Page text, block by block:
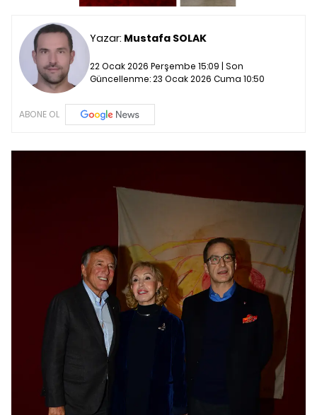
Yazar: Mustafa SOLAK
22 Ocak 2026 Perşembe 15:09 | Son
Güncellenme:23 Ocak 2026 Cuma 10:50
ABONE OL